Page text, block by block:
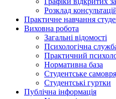
Розклад
Практичне навчання
Виховна робота
Загальні відомості
Психологічна
Практичний
Нормативна база
Студентське
Студентські гуртки
Публічна інформація